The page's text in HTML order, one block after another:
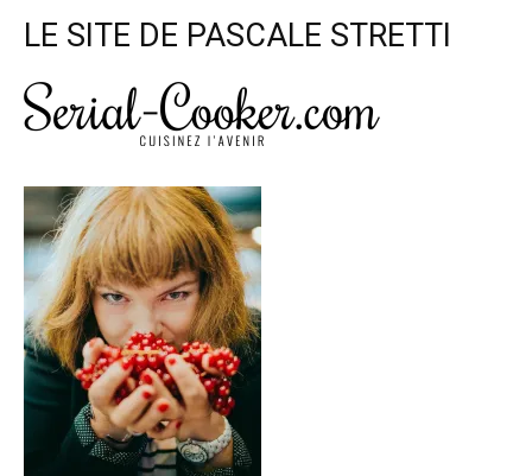
LE SITE DE PASCALE STRETTI